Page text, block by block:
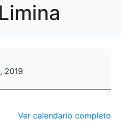
2019
Ver calendario completo